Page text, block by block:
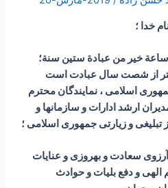
خدا ؛
خير من عبادة ستين سنة؛
از شصت سال عبادت است
اسلامی ، نمایندگان محترم
ارشد ادارات و سازمانها و
و زیارتی جمهوری اسلامی ؛
سعادت و بهروزی و عنایات
و دفع بلیات و حوادث